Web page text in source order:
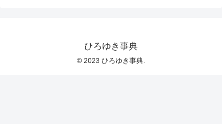
ひろゆき事典
© 2023 ひろゆき事典.